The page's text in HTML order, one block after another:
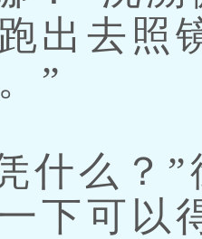
出去照
”
么？”
下可以